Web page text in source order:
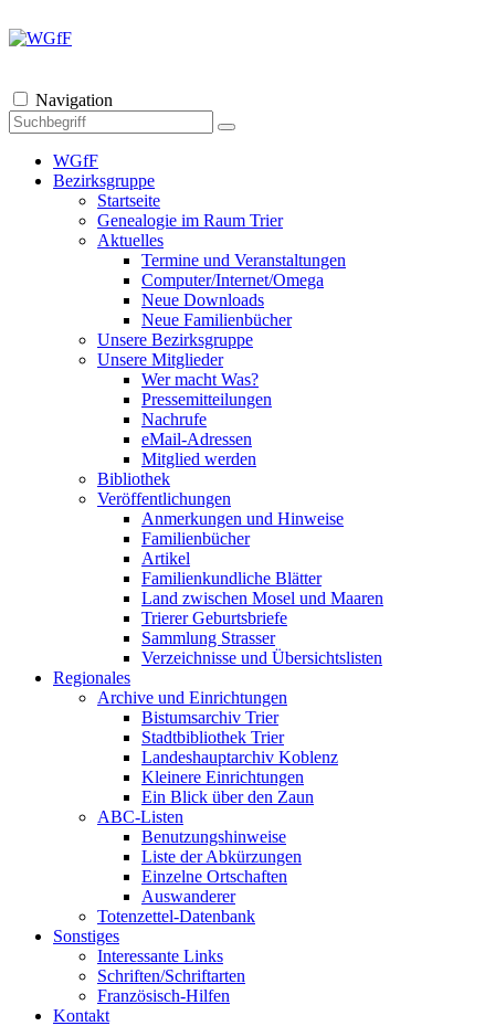
Navigation
WGfF
Bezirksgruppe
Startseite
Genealogie im Raum Trier
Aktuelles
Termine und Veranstaltungen
Computer/Internet/Omega
Neue Downloads
Neue Familienbücher
Unsere Bezirksgruppe
Unsere Mitglieder
Wer macht Was?
Pressemitteilungen
Nachrufe
eMail-Adressen
Mitglied werden
Bibliothek
Veröffentlichungen
Anmerkungen und Hinweise
Familienbücher
Artikel
Familienkundliche Blätter
Land zwischen Mosel und Maaren
Trierer Geburtsbriefe
Sammlung Strasser
Verzeichnisse und Übersichtslisten
Regionales
Archive und Einrichtungen
Bistumsarchiv Trier
Stadtbibliothek Trier
Landeshauptarchiv Koblenz
Kleinere Einrichtungen
Ein Blick über den Zaun
ABC-Listen
Benutzungshinweise
Liste der Abkürzungen
Einzelne Ortschaften
Auswanderer
Totenzettel-Datenbank
Sonstiges
Interessante Links
Schriften/Schriftarten
Französisch-Hilfen
Kontakt